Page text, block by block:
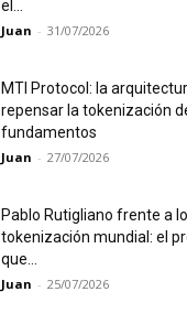
el...
Juan - 31/07/2026
MTI Protocol: la
repensar la tokenización
fundamentos
Juan - 27/07/2026
Pablo Rutigliano frente a
tokenización mundial: el
que...
Juan - 25/07/2026